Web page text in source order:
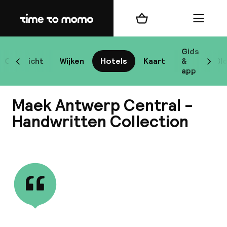
Home
Overzicht Wijken Hotels Kaart
Gids
&
app
Scroll naar links
Winkelmand Menu
Maek Antwerp Central -
Handwritten Collection